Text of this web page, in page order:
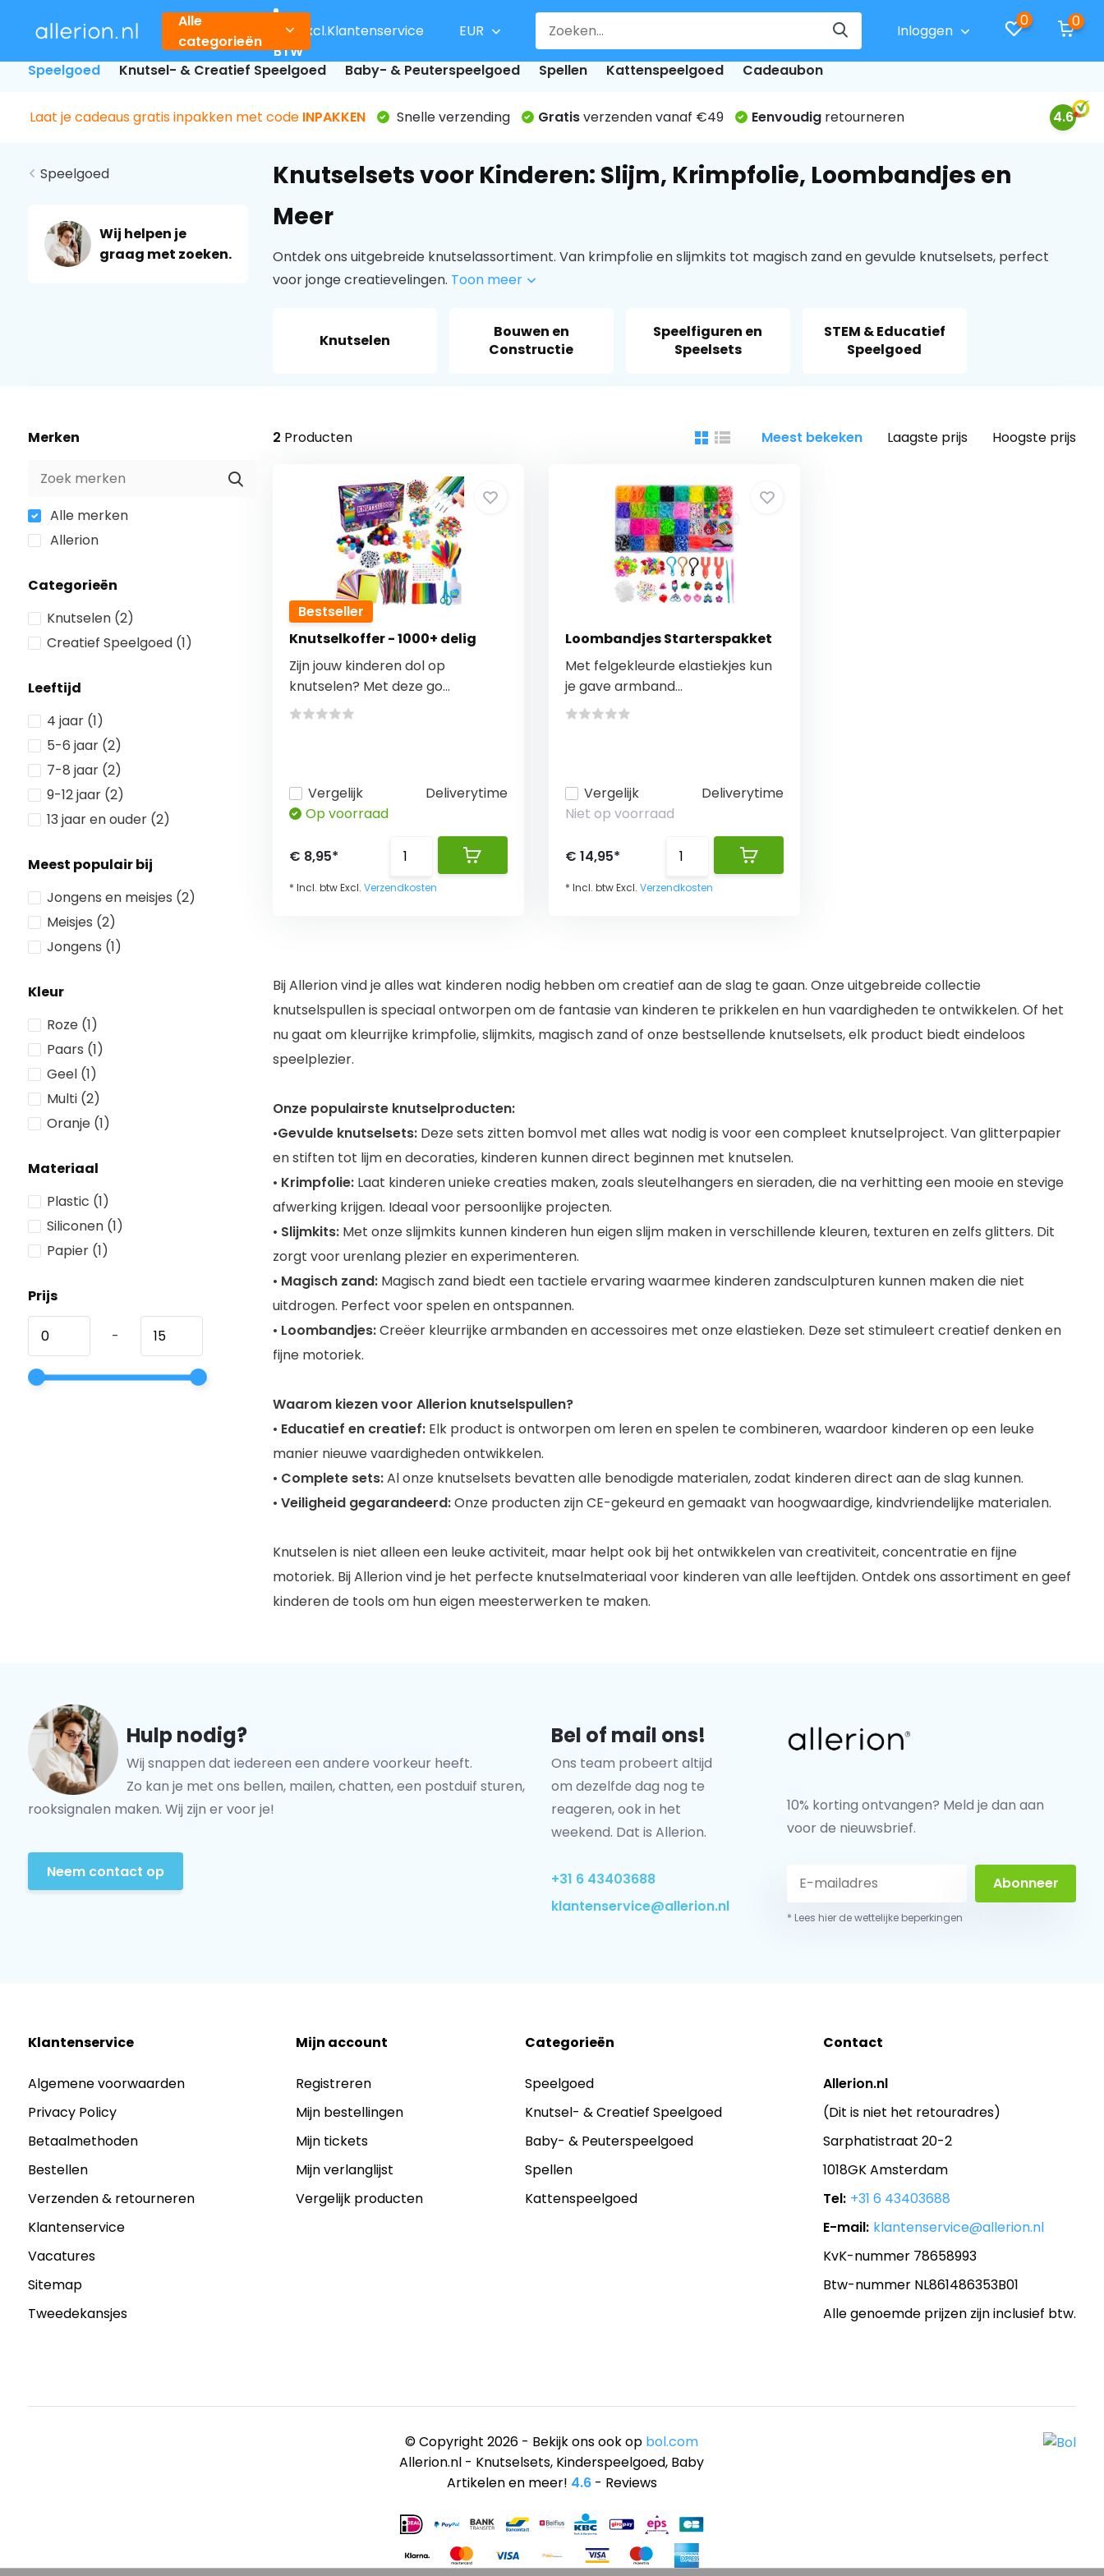
Alle
categorieën
Incl.
Excl.
BTW
Klantenservice EUR Inloggen
0 0
Speelgoed Knutsel- & Creatief Speelgoed Baby- & Peuterspeelgoed Spellen Kattenspeelgoed Cadeaubon
Laat je cadeaus gratis inpakken met code INPAKKEN Snelle verzending Gratisverzenden vanaf €49 Eenvoudigretourneren 4.6
Speelgoed
Wij helpen je
graag met zoeken.
Knutselsets voor Kinderen: Slijm, Krimpfolie, Loombandjes en
Meer
Ontdek ons uitgebreide knutselassortiment. Van krimpfolie en slijmkits tot magisch zand en gevulde knutselsets, perfect
voor jonge creatievelingen. Toon meer
Knutselen
Bouwen en
Constructie
Speelfiguren en
Speelsets
STEM & Educatief
Speelgoed
Merken
Alle merken
Allerion
Categorieën
Knutselen (2)
Creatief Speelgoed (1)
Leeftijd
4 jaar (1)
5-6 jaar (2)
7-8 jaar (2)
9-12 jaar (2)
13 jaar en ouder (2)
Meest populair bij
Jongens en meisjes (2)
Meisjes (2)
Jongens (1)
Kleur
Roze (1)
Paars (1)
Geel (1)
Multi (2)
Oranje (1)
Materiaal
Plastic (1)
Siliconen (1)
Papier (1)
Prijs
-
2 Producten Meest bekeken Laagste prijs Hoogste prijs
Bestseller
Knutselkoffer - 1000+ delig
Zijn jouw kinderen dol op
knutselen? Met deze go...
Vergelijk
Deliverytime
Op voorraad
€ 8,95*
* Incl. btw Excl. Verzendkosten
Loombandjes Starterspakket
Met felgekleurde elastiekjes kun
je gave armband...
Vergelijk
Deliverytime
Niet op voorraad
€ 14,95*
* Incl. btw Excl. Verzendkosten
Bij Allerion vind je alles wat kinderen nodig hebben om creatief aan de slag te gaan. Onze uitgebreide collectie
knutselspullen is speciaal ontworpen om de fantasie van kinderen te prikkelen en hun vaardigheden te ontwikkelen. Of het
nu gaat om kleurrijke krimpfolie, slijmkits, magisch zand of onze bestsellende knutselsets, elk product biedt eindeloos
speelplezier.
Onze populairste knutselproducten:
•Gevulde knutselsets:Deze sets zitten bomvol met alles wat nodig is voor een compleet knutselproject. Van glitterpapier
en stiften tot lijm en decoraties, kinderen kunnen direct beginnen met knutselen.
• Krimpfolie:Laat kinderen unieke creaties maken, zoals sleutelhangers en sieraden, die na verhitting een mooie en stevige
afwerking krijgen. Ideaal voor persoonlijke projecten.
• Slijmkits:Met onze slijmkits kunnen kinderen hun eigen slijm maken in verschillende kleuren, texturen en zelfs glitters. Dit
zorgt voor urenlang plezier en experimenteren.
• Magisch zand:Magisch zand biedt een tactiele ervaring waarmee kinderen zandsculpturen kunnen maken die niet
uitdrogen. Perfect voor spelen en ontspannen.
• Loombandjes:Creëer kleurrijke armbanden en accessoires met onze elastieken. Deze set stimuleert creatief denken en
fijne motoriek.
Waarom kiezen voor Allerion knutselspullen?
• Educatief en creatief:Elk product is ontworpen om leren en spelen te combineren, waardoor kinderen op een leuke
manier nieuwe vaardigheden ontwikkelen.
• Complete sets:Al onze knutselsets bevatten alle benodigde materialen, zodat kinderen direct aan de slag kunnen.
• Veiligheid gegarandeerd:Onze producten zijn CE-gekeurd en gemaakt van hoogwaardige, kindvriendelijke materialen.
Knutselen is niet alleen een leuke activiteit, maar helpt ook bij het ontwikkelen van creativiteit, concentratie en fijne
motoriek. Bij Allerion vind je het perfecte knutselmateriaal voor kinderen van alle leeftijden. Ontdek ons assortiment en geef
kinderen de tools om hun eigen meesterwerken te maken.
Hulp nodig?
Wij snappen dat iedereen een andere voorkeur heeft.
Zo kan je met ons bellen, mailen, chatten, een postduif sturen,
rooksignalen maken. Wij zijn er voor je!
Neem contact op
Bel of mail ons!
Ons team probeert altijd
om dezelfde dag nog te
reageren, ook in het
weekend. Dat is Allerion.
+31 6 43403688
klantenservice@allerion.nl
10% korting ontvangen? Meld je dan aan
voor de nieuwsbrief.
Abonneer
* Lees hier de wettelijke beperkingen
Klantenservice
Algemene voorwaarden
Privacy Policy
Betaalmethoden
Bestellen
Verzenden & retourneren
Klantenservice
Vacatures
Sitemap
Tweedekansjes
Mijn account
Registreren
Mijn bestellingen
Mijn tickets
Mijn verlanglijst
Vergelijk producten
Categorieën
Speelgoed
Knutsel- & Creatief Speelgoed
Baby- & Peuterspeelgoed
Spellen
Kattenspeelgoed
Contact
Allerion.nl
(Dit is niet het retouradres)
Sarphatistraat 20-2
1018GK Amsterdam
Tel: +31 6 43403688
E-mail: klantenservice@allerion.nl
KvK-nummer 78658993
Btw-nummer NL861486353B01
Alle genoemde prijzen zijn inclusief btw.
© Copyright 2026 - Bekijk ons ook op bol.com
Allerion.nl - Knutselsets, Kinderspeelgoed, Baby
Artikelen en meer! 4.6- Reviews